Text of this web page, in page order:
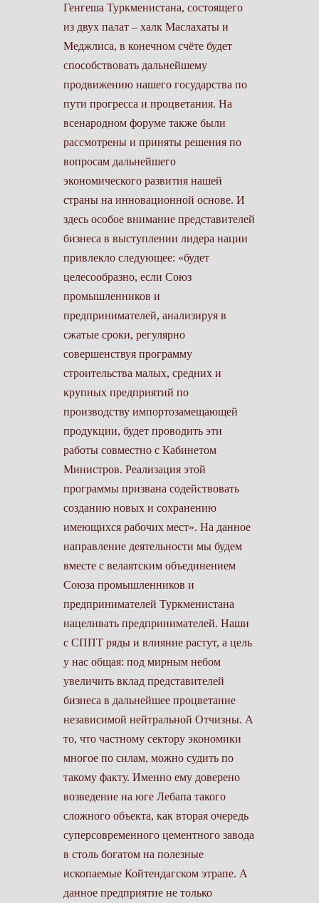
Генгеша Туркменистана, состоящего
из двух палат – халк Маслахаты и
Меджлиса, в конечном счёте будет
способствовать дальнейшему
продвижению нашего государства по
пути прогресса и процветания. На
всенародном форуме также были
рассмотрены и приняты решения по
вопросам дальнейшего
экономического развития нашей
страны на инновационной основе. И
здесь особое внимание представителей
бизнеса в выступлении лидера нации
привлекло следующее: «будет
целесообразно, если Союз
промышленников и
предпринимателей, анализируя в
сжатые сроки, регулярно
совершенствуя программу
строительства малых, средних и
крупных предприятий по
производству импортозамещающей
продукции, будет проводить эти
работы совместно с Кабинетом
Министров. Реализация этой
программы призвана содействовать
созданию новых и сохранению
имеющихся рабочих мест». На данное
направление деятельности мы будем
вместе с велаятским объединением
Союза промышленников и
предпринимателей Туркменистана
нацеливать предпринимателей. Наши
с СППТ ряды и влияние растут, а цель
у нас общая: под мирным небом
увеличить вклад представителей
бизнеса в дальнейшее процветание
независимой нейтральной Отчизны. А
то, что частному сектору экономики
многое по силам, можно судить по
такому факту. Именно ему доверено
возведение на юге Лебапа такого
сложного объекта, как вторая очередь
суперсовременного цементного завода
в столь богатом на полезные
ископаемые Койтендагском этрапе. А
данное предприятие не только